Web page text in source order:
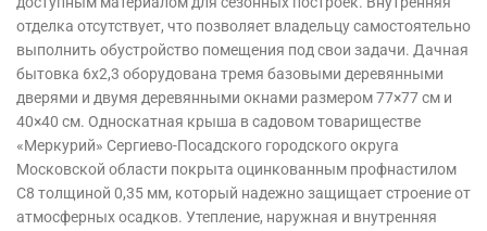
отделка отсутствует, что позволяет владельцу самостоятельно
выполнить обустройство помещения под свои задачи. Дачная
бытовка 6х2,3 оборудована тремя базовыми деревянными
дверями и двумя деревянными окнами размером 77×77 см и
40×40 см. Односкатная крыша в садовом товариществе
«Меркурий» Сергиево-Посадского городского округа
Московской области покрыта оцинкованным профнастилом
С8 толщиной 0,35 мм, который надежно защищает строение от
атмосферных осадков. Утепление, наружная и внутренняя